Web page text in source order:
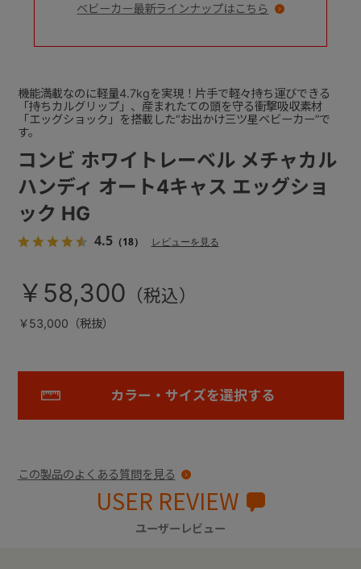
コンビ ホワイトレーベル メチャカル
ハンディ オート4キャス エッグショ
ック HG
4.5（18） レビューを見る
機能満載なのに軽量4.7kgを実現！片手で軽々持ち運びできる
「持ちカルグリップ」、産まれたての頭を守る衝撃吸収素材
「エッグショック」を搭載した“お出かけ三ツ星ベビーカー”で
す。
￥58,300
￥53,000（税抜）
カラー・サイズを選択する
この製品のよくある質問を見る
ベビーカー最新ラインナップはこちら
USER REVIEW
ユーザーレビュー